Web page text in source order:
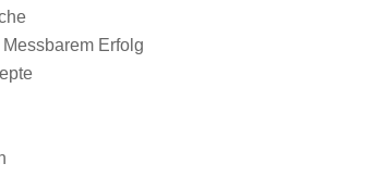
Erfolg